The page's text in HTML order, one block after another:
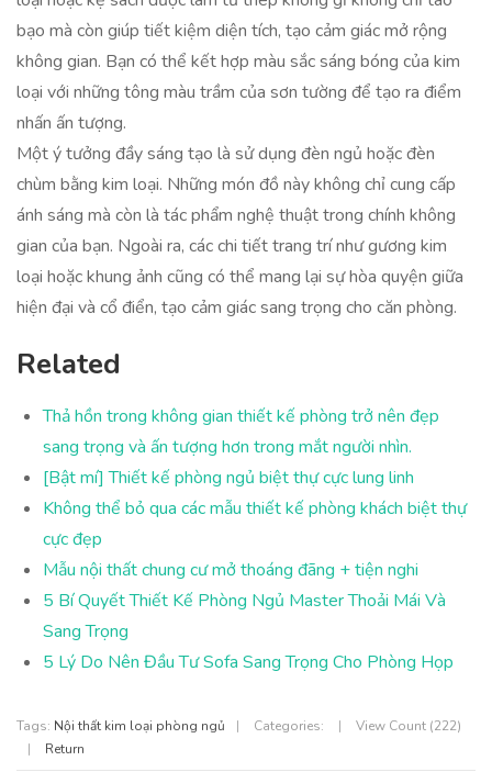
bạo mà còn giúp tiết kiệm diện tích, tạo cảm giác mở rộng
không gian. Bạn có thể kết hợp màu sắc sáng bóng của kim
loại với những tông màu trầm của sơn tường để tạo ra điểm
nhấn ấn tượng.
Một ý tưởng đầy sáng tạo là sử dụng đèn ngủ hoặc đèn
chùm bằng kim loại. Những món đồ này không chỉ cung cấp
ánh sáng mà còn là tác phẩm nghệ thuật trong chính không
gian của bạn. Ngoài ra, các chi tiết trang trí như gương kim
loại hoặc khung ảnh cũng có thể mang lại sự hòa quyện giữa
hiện đại và cổ điển, tạo cảm giác sang trọng cho căn phòng.
Related
Thả hồn trong không gian thiết kế phòng trở nên đẹp
sang trọng và ấn tượng hơn trong mắt người nhìn.
[Bật mí] Thiết kế phòng ngủ biệt thự cực lung linh
Không thể bỏ qua các mẫu thiết kế phòng khách biệt thự
cực đẹp
Mẫu nội thất chung cư mở thoáng đãng + tiện nghi
5 Bí Quyết Thiết Kế Phòng Ngủ Master Thoải Mái Và
Sang Trọng
5 Lý Do Nên Đầu Tư Sofa Sang Trọng Cho Phòng Họp
Tags: Nội thất kim loại phòng ngủ | Categories: |
View Count (222)
|
Return